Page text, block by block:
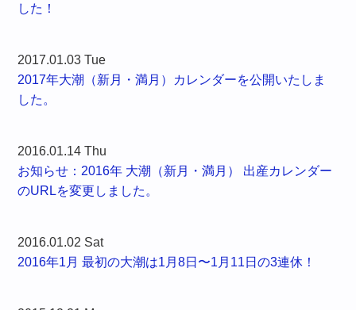
した！
2017.01.03 Tue
2017年大潮（新月・満月）カレンダーを公開いたしま
した。
2016.01.14 Thu
お知らせ：2016年 大潮（新月・満月） 出産カレンダー
のURLを変更しました。
2016.01.02 Sat
2016年1月 最初の大潮は1月8日〜1月11日の3連休！